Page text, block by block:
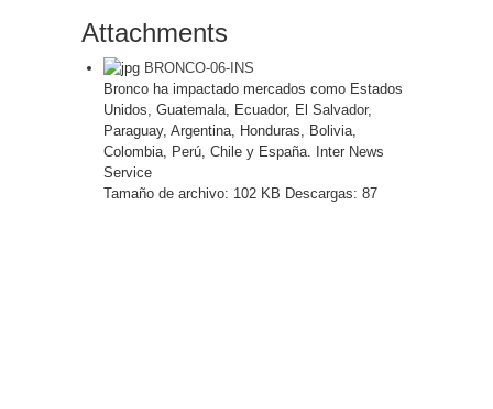
Attachments
BRONCO-06-INS
Bronco ha impactado mercados como Estados
Unidos, Guatemala, Ecuador, El Salvador,
Paraguay, Argentina, Honduras, Bolivia,
Colombia, Perú, Chile y España. Inter News
Service
Tamaño de archivo: 102 KB Descargas: 87